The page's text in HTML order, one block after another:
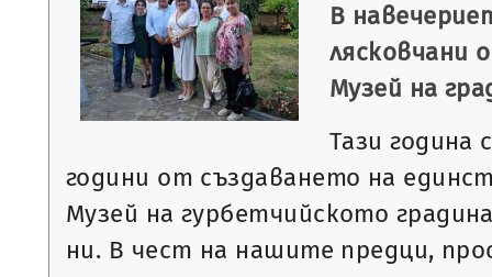
В
лясковчани
Музей на
Тази година
години от създаването на
Музей на гурбетчийското
ни. В чест на нашите предци,